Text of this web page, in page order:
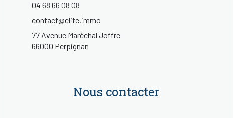
04 68 66 08 08
contact@elite.immo
77 Avenue Maréchal Joffre
66000 Perpignan
Nous contacter